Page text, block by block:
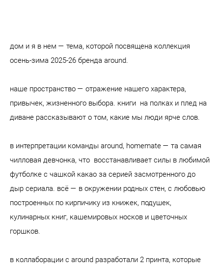
дом и я в нем — тема, которой посвящена коллекция
осень-зима 2025-26 бренда around.
наше пространство — отражение нашего характера,
привычек, жизненного выбора. книги на полках и плед на
диване рассказывают о том, какие мы люди ярче слов.
в интерпретации команды around, homemate — та самая
чилловая девчонка, что восстанавливает силы в любимой
футболке с чашкой какао за серией засмотренного до
дыр сериала. всё — в окружении родных стен, с любовью
построенных по кирпичику из книжек, подушек,
кулинарных книг, кашемировых носков и цветочных
горшков.
в коллаборации с around разработали 2 принта, которые